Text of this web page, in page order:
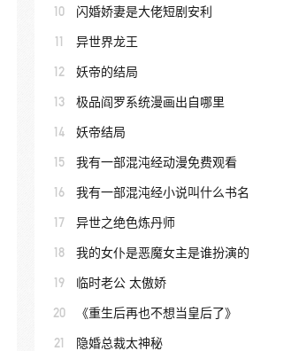
10 闪婚娇妻是大佬短剧安利
11 异世界龙王
12 妖帝的结局
13 极品阎罗系统漫画出自哪里
14 妖帝结局
15 我有一部混沌经动漫免费观看
16 我有一部混沌经小说叫什么书名
17 异世之绝色炼丹师
18 我的女仆是恶魔女主是谁扮演的
19 临时老公 太傲娇
20 《重生后再也不想当皇后了》
21 隐婚总裁太神秘